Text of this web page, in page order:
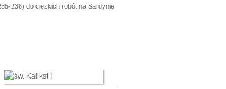
238) do ciężkich robót na Sardynię